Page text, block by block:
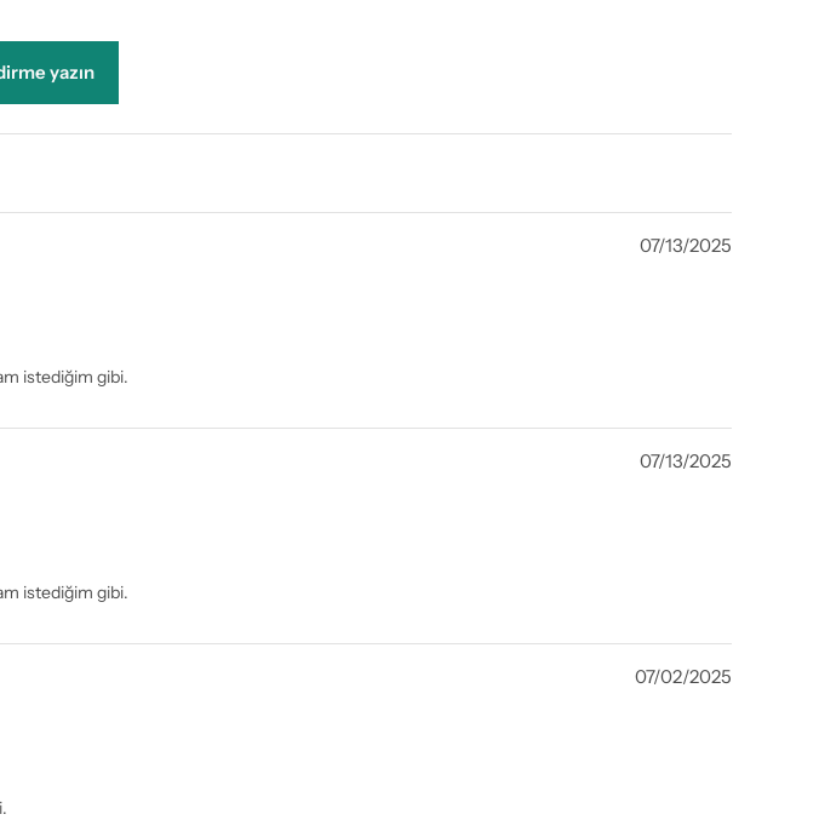
yazın
07/13/2025
istediğim gibi.
07/13/2025
istediğim gibi.
07/02/2025